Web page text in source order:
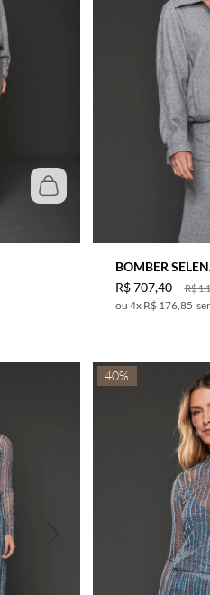
BOMBER
R$1.
R$ 707,40
4x R$ 176,85
40%